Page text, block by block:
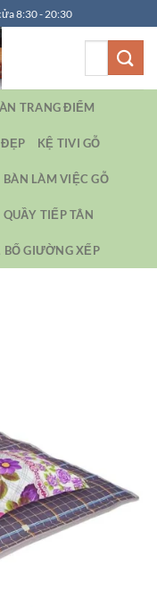
8:30 - 20:30
TRANG ĐIỂM
KỆ TIVI GỖ
BÀN LÀM VIỆC GỖ
QUẦY TIẾP TÂN
BỐ GIƯỜNG XẾP